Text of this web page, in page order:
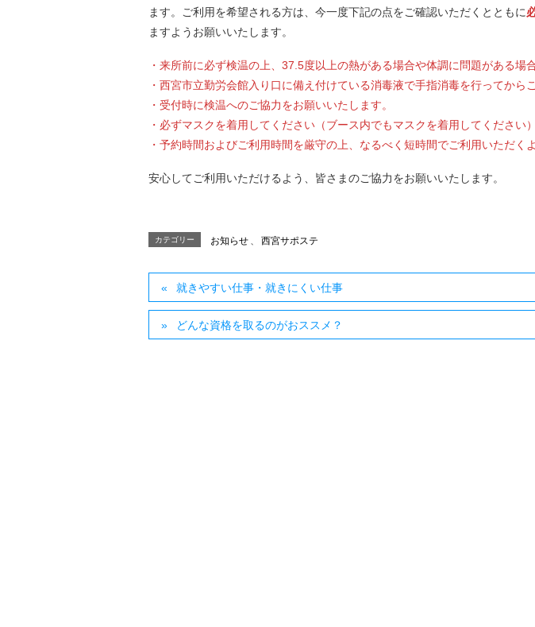
ます。ご利用を希望される方は、今一度下記の点をご確認いただくとともに
ますようお願いいたします。
・来所前に必ず検温の上、37.5度以上の熱がある場合や体調に問題がある場
・西宮市立勤労会館入り口に備え付けている消毒液で手指消毒を行ってから
・受付時に検温へのご協力をお願いいたします。
・必ずマスクを着用してください（ブース内でもマスクを着用してください）
・予約時間およびご利用時間を厳守の上、なるべく短時間でご利用いただく
安心してご利用いただけるよう、皆さまのご協力をお願いいたします。
カテゴリー お知らせ 西宮サポステ
就きやすい仕事・就きにくい仕事
どんな資格を取るのがおススメ？